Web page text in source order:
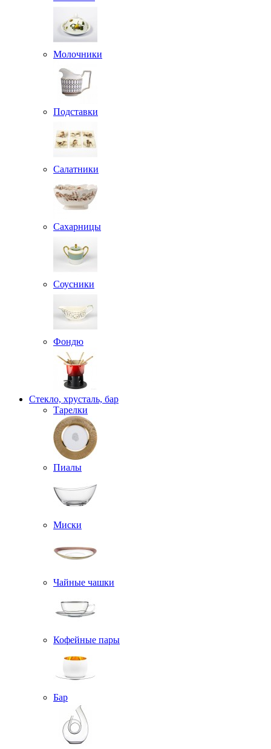
Молочники
Подставки
Салатники
Сахарницы
Соусники
Фондю
Стекло, хрусталь, бар
Тарелки
Пиалы
Миски
Чайные чашки
Кофейные пары
Бар